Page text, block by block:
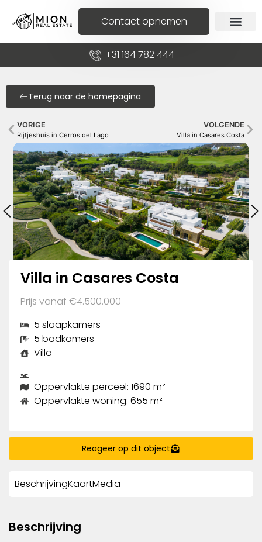
Contact opnemen
+31 164 782 444
Terug naar de homepagina
VORIGE
Rijtjeshuis in Cerros del Lago
VOLGENDE
Villa in Casares Costa
Villa in Casares Costa
Prijs vanaf €4.500.000
5 slaapkamers
5 badkamers
Villa
Oppervlakte perceel: 1690 m²
Oppervlakte woning: 655 m²
Reageer op dit object
BeschrijvingKaartMedia
Beschrijving